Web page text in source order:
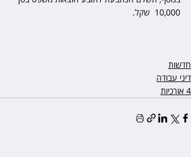
10,000  שקל.
חדשות
דיני עבודה
4 אורכיות